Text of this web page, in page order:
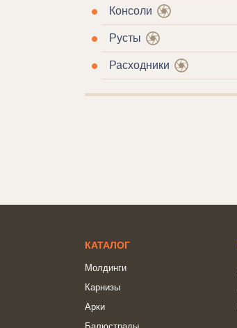
Консоли
Русты
Расходники
КАТАЛОГ
Молдинги
Карнизы
Арки